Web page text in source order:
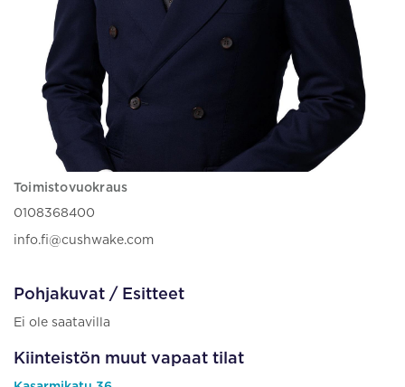
Toimistovuokraus
0108368400
info.fi@cushwake.com
Pohjakuvat / Esitteet
Ei ole saatavilla
Kiinteistön muut vapaat tilat